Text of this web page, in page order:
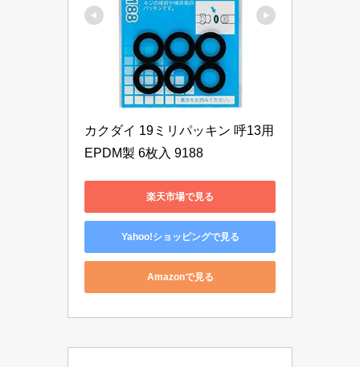
カクダイ 19ミリパッキン 呼13用
EPDM製 6枚入 9188
楽天市場で見る
Yahoo!ショッピングで見る
Amazonで見る